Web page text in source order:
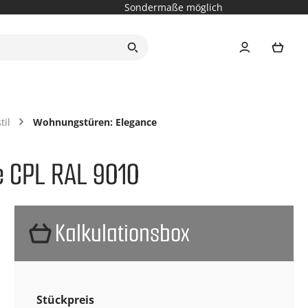
Sondermaße möglich
Wohnungstüren: Elegance
RAL 9010
Kalkulationsbox
Stückpreis